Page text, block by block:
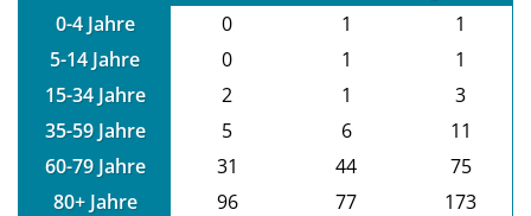
0-4 Jahre
0 1
1
5-14 Jahre
0 1
1
15-34 Jahre
2 1
3
35-59 Jahre
5 6
11
60-79 Jahre
31 44
75
80+ Jahre
96 77
173